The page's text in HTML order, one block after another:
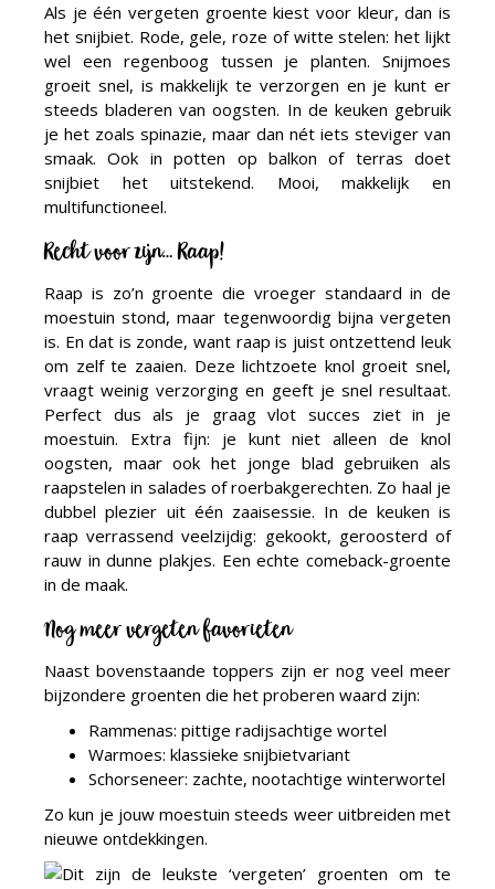
Als je één vergeten groente kiest voor kleur, dan is
het snijbiet. Rode, gele, roze of witte stelen: het lijkt
wel een regenboog tussen je planten. Snijmoes
groeit snel, is makkelijk te verzorgen en je kunt er
steeds bladeren van oogsten. In de keuken gebruik
je het zoals spinazie, maar dan nét iets steviger van
smaak. Ook in potten op balkon of terras doet
snijbiet het uitstekend. Mooi, makkelijk en
multifunctioneel.
Recht voor zijn… Raap!
Raap is zo’n groente die vroeger standaard in de
moestuin stond, maar tegenwoordig bijna vergeten
is. En dat is zonde, want raap is juist ontzettend leuk
om zelf te zaaien. Deze lichtzoete knol groeit snel,
vraagt weinig verzorging en geeft je snel resultaat.
Perfect dus als je graag vlot succes ziet in je
moestuin. Extra fijn: je kunt niet alleen de knol
oogsten, maar ook het jonge blad gebruiken als
raapstelen in salades of roerbakgerechten. Zo haal je
dubbel plezier uit één zaaisessie. In de keuken is
raap verrassend veelzijdig: gekookt, geroosterd of
rauw in dunne plakjes. Een echte comeback-groente
in de maak.
Nog meer vergeten favorieten
Naast bovenstaande toppers zijn er nog veel meer
bijzondere groenten die het proberen waard zijn:
Rammenas: pittige radijsachtige wortel
Warmoes: klassieke snijbietvariant
Schorseneer: zachte, nootachtige winterwortel
Zo kun je jouw moestuin steeds weer uitbreiden met
nieuwe ontdekkingen.